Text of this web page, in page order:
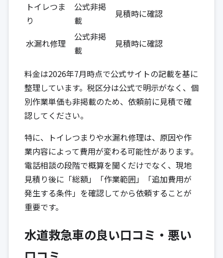
トイレつま
り
公式非掲
載
見積時に確認
水漏れ修理
公式非掲
載
見積時に確認
料金は2026年7月時点で公式サイトの記載を基に
整理しています。税区分は公式で明示がなく、個
別作業単価も非掲載のため、依頼前に見積で確
認してください。
特に、トイレつまりや水漏れ修理は、原因や作
業内容によって費用が変わる可能性があります。
電話相談の段階で概算を聞くだけでなく、現地
見積り後に「総額」「作業範囲」「追加費用が
発生する条件」を確認してから依頼することが
重要です。
水道救急車の良い口コミ・悪い